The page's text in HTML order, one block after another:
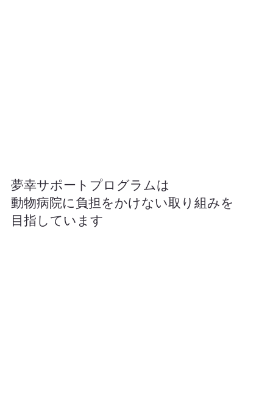
夢幸サポートプログラムは
​動物病院に負担をかけない取り組みを
目指しています